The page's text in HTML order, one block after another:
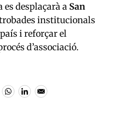
desplaçarà a San
institucionals
i reforçar el
d’associació.